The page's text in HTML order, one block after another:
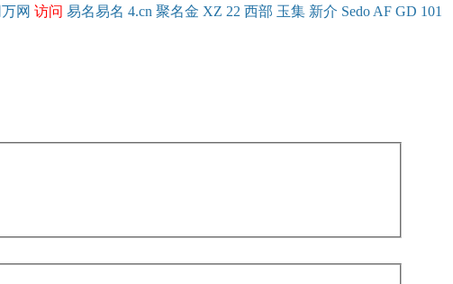
万网 访问 易名易名 4.cn 聚名金 XZ 22 西部 玉集 新介 Sedo AF GD 101